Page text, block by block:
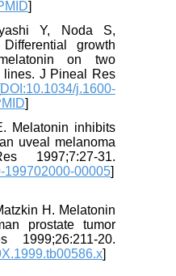
PMID
Y, Noda S,
growth
on two
lines. J Pineal Res
[DOI:10.1034/j.1600-
PMID
Melatonin inhibits
uveal melanoma
1997;7:27-31.
199702000-00005
H. Melatonin
prostate tumor
1999;26:211-20.